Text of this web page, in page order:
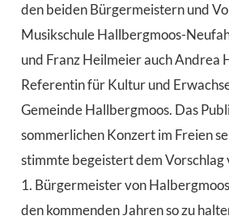
den beiden Bürgermeistern und
Musikschule Hallbergmoos-
und Franz Heilmeier auch Andrea
Referentin für Kultur und
Gemeinde Hallbergmoos. Das
sommerlichen Konzert im Freien
stimmte begeistert dem Vorschlag
1. Bürgermeister von
den kommenden Jahren so zu